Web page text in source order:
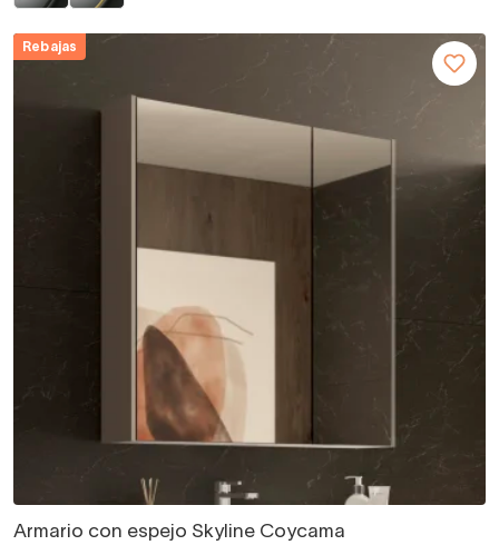
Rebajas
Armario con espejo Skyline Coycama